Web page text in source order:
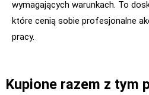
wymagających warunkach. To
które cenią sobie profesjonalne
pracy.
Kupione razem z tym